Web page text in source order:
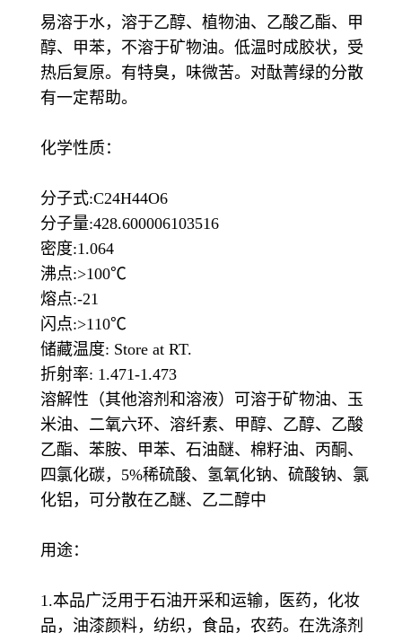
易溶于水，溶于乙醇、植物油、乙酸乙酯、甲
醇、甲苯，不溶于矿物油。低温时成胶状，受
热后复原。有特臭，味微苦。对酞菁绿的分散
有一定帮助。
化学性质：
分子式:C24H44O6
分子量:428.600006103516
密度:1.064
沸点:>100℃
熔点:-21
闪点:>110℃
储藏温度: Store at RT.
折射率: 1.471-1.473
溶解性（其他溶剂和溶液）可溶于矿物油、玉
米油、二氧六环、溶纤素、甲醇、乙醇、乙酸
乙酯、苯胺、甲苯、石油醚、棉籽油、丙酮、
四氯化碳，5%稀硫酸、氢氧化钠、硫酸钠、氯
化铝，可分散在乙醚、乙二醇中
用途：
1.本品广泛用于石油开采和运输，医药，化妆
品，油漆颜料，纺织，食品，农药。在洗涤剂